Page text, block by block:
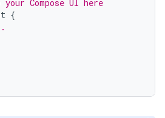
Compose UI here
{